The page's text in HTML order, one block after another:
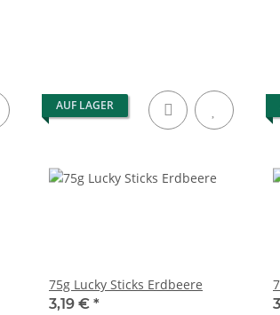
AUF LAGER
75g Lucky Sticks Erdbeere
3,19 € *